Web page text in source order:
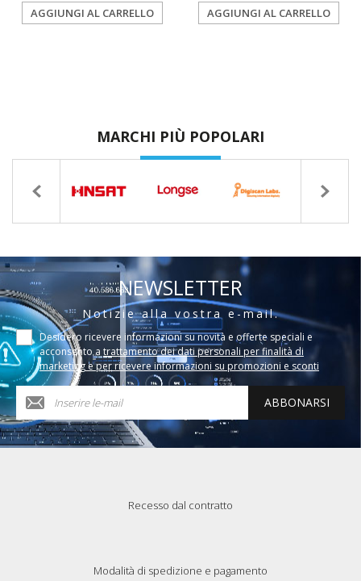
AGGIUNGI AL CARRELLO AGGIUNGI AL CARRELLO
MARCHI PIÙ POPOLARI
NEWSLETTER
Notizie alla vostra e-mail.
Desidero ricevere informazioni su novità e offerte speciali e
acconsento a trattamento dei dati personali per finalità di
marketing e per ricevere informazioni su promozioni e sconti
ABBONARSI
Recesso dal contratto
Modalità di spedizione e pagamento